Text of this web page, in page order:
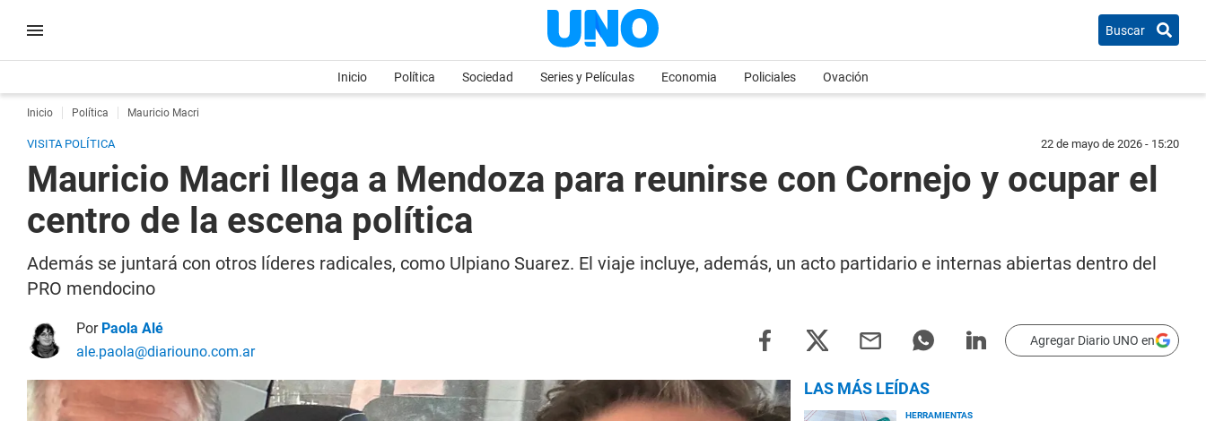
Buscar
Inicio Política Sociedad Series y Películas Economia Policiales Ovación
Inicio Política Mauricio Macri
VISITA POLÍTICA 22 de mayo de 2026 - 15:20
Mauricio Macri llega a Mendoza para reunirse con Cornejo y ocupar el
centro de la escena política
Además se juntará con otros líderes radicales, como Ulpiano Suarez. El viaje incluye, además, un acto partidario e internas abiertas dentro del
PRO mendocino
Por Paola Alé
ale.paola@diariouno.com.ar
Agregar Diario UNO en
LAS MÁS LEÍDAS
HERRAMIENTAS